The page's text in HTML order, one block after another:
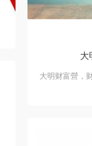
大
大明财富營，